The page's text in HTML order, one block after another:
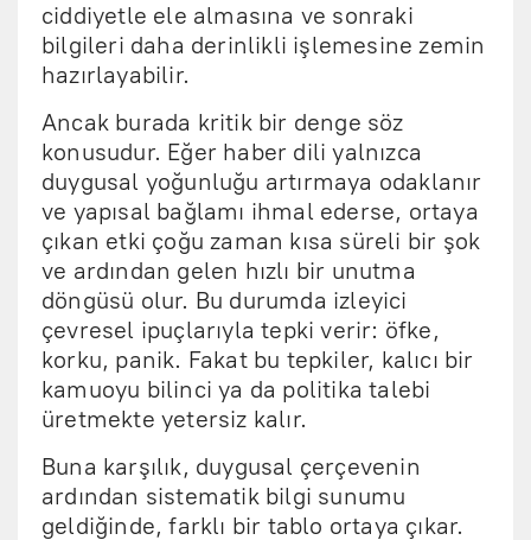
ciddiyetle ele almasına ve sonraki
bilgileri daha derinlikli işlemesine zemin
hazırlayabilir.
Ancak burada kritik bir denge söz
konusudur. Eğer haber dili yalnızca
duygusal yoğunluğu artırmaya odaklanır
ve yapısal bağlamı ihmal ederse, ortaya
çıkan etki çoğu zaman kısa süreli bir şok
ve ardından gelen hızlı bir unutma
döngüsü olur. Bu durumda izleyici
çevresel ipuçlarıyla tepki verir: öfke,
korku, panik. Fakat bu tepkiler, kalıcı bir
kamuoyu bilinci ya da politika talebi
üretmekte yetersiz kalır.
Buna karşılık, duygusal çerçevenin
ardından sistematik bilgi sunumu
geldiğinde, farklı bir tablo ortaya çıkar.